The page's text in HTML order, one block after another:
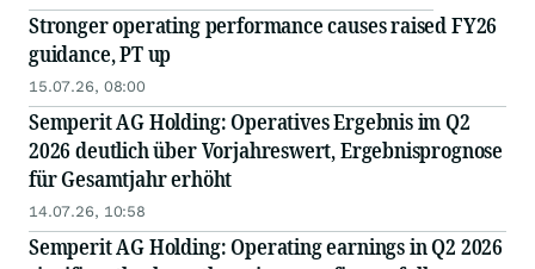
Stronger operating performance causes raised FY26
guidance, PT up
15.07.26, 08:00
Semperit AG Holding: Operatives Ergebnis im Q2
2026 deutlich über Vorjahreswert, Ergebnisprognose
für Gesamtjahr erhöht
14.07.26, 10:58
Semperit AG Holding: Operating earnings in Q2 2026